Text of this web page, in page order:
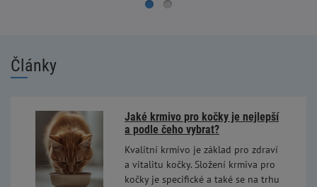
Články
Jaké krmivo pro kočky je nejlepší
a podle čeho vybrat?
Kvalitní krmivo je základ pro zdraví
a vitalitu kočky. Složení krmiva pro
kočky je specifické a také se na trhu